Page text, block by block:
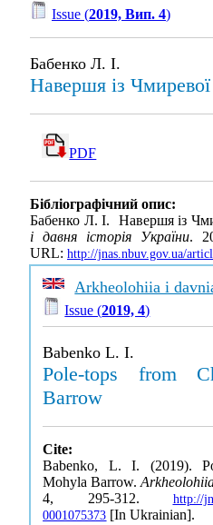
Issue (2019, Вип. 4)
Бабенко Л. І.
Навершя із
PDF
Бібліографічний опис:
Бабенко Л. І. Навершя із
і давня історія України.
URL: http://jnas.nbuv.gov.ua/
Arkheolohiia i
Issue (2019, 4)
Babenko L. I.
Pole-tops from
Barrow
Cite:
Babenko, L. I. (2019).
Mohyla Barrow.
4, 295-312. http://
0001075373 [In Ukrainian].